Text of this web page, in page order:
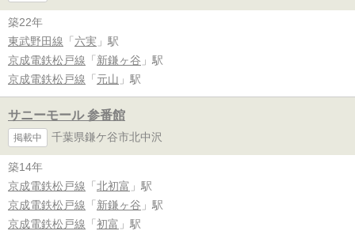
築22年
東武野田線 「 六実 」駅
京成電鉄松戸線 「 新鎌ヶ谷 」駅
京成電鉄松戸線 「 元山 」駅
サニーモール 参番館
掲載中 千葉県鎌ケ谷市北中沢
築14年
京成電鉄松戸線 「 北初富 」駅
京成電鉄松戸線 「 新鎌ヶ谷 」駅
京成電鉄松戸線 「 初富 」駅